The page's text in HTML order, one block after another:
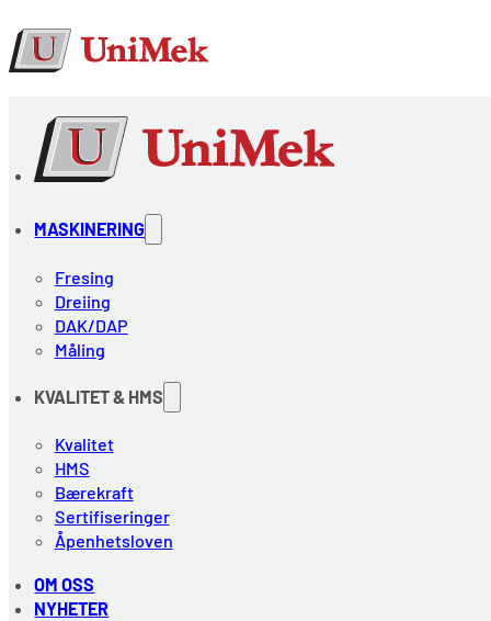
MASKINERING
Fresing
Dreiing
DAK/DAP
Måling
KVALITET & HMS
Kvalitet
HMS
Bærekraft
Sertifiseringer
Åpenhetsloven
OM OSS
NYHETER